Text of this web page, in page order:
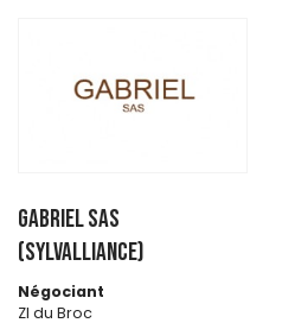
GABRIEL SAS
(SYLVALLIANCE)
Négociant
ZI du Broc